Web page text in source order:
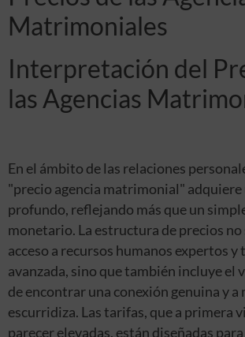
Matrimoniales
Interpretación del
las Agencias
En el ámbito de las relaciones
"precio agencia matrimonial" adquiere
profundo, reflejando más que un
monetario. La estructura de precios no
acceso a recursos humanos expertos y
avanzada, sino que también incluye el
de encontrar una conexión genuina y a
escurridiza. Las tarifas, que a primera
parecer elevadas, están diseñadas